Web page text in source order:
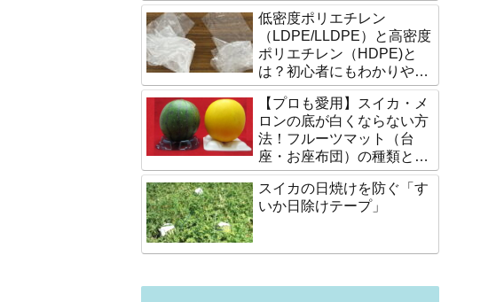
低密度ポリエチレン
（LDPE/LLDPE）と高密度
ポリエチレン（HDPE)と
は？初心者にもわかりやす
く説明します。
【プロも愛用】スイカ・メ
ロンの底が白くならない方
法！フルーツマット（台
座・お座布団）の種類と選
び方
スイカの日焼けを防ぐ「す
いか日除けテープ」